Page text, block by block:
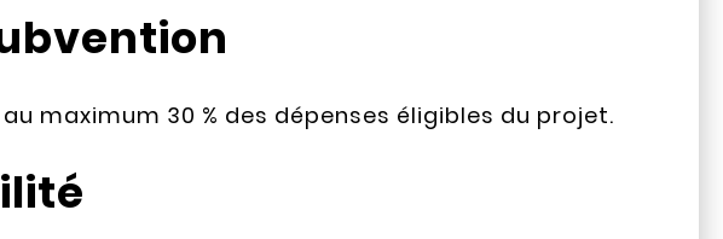
maximum 30 % des dépenses éligibles du projet.